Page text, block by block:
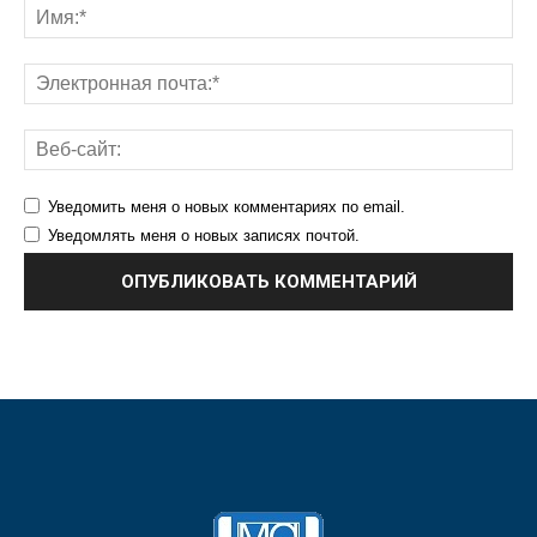
Уведомить меня о новых комментариях по email.
Уведомлять меня о новых записях почтой.